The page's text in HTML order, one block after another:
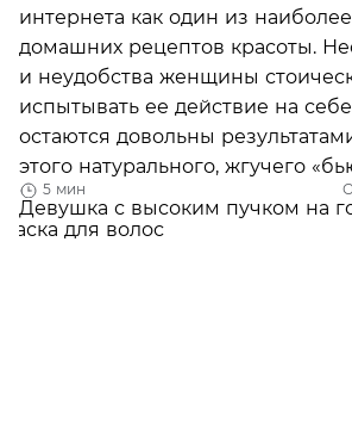
5 мин
интернета как один из
домашних рецептов красоты.
и неудобства женщины
испытывать ее действие на
остаются довольны
этого натурального, жгучего